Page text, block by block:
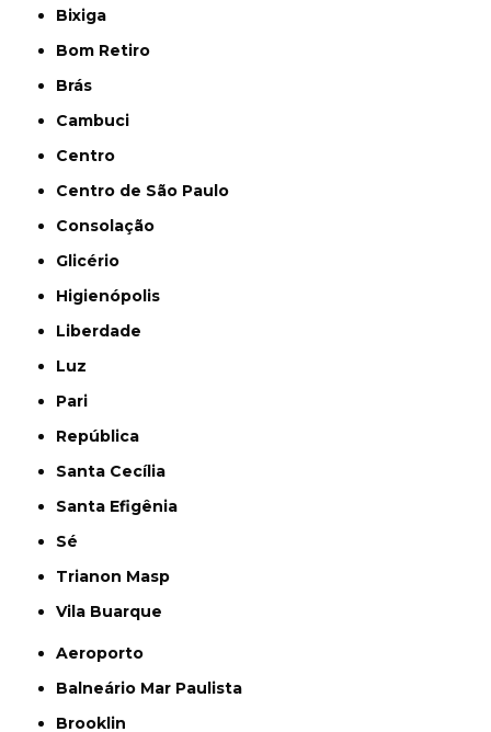
Bixiga
Bom Retiro
Brás
Cambuci
Centro
Centro de São Paulo
Consolação
Glicério
Higienópolis
Liberdade
Luz
Pari
República
Santa Cecília
Santa Efigênia
Sé
Trianon Masp
Vila Buarque
Aeroporto
Balneário Mar Paulista
Brooklin